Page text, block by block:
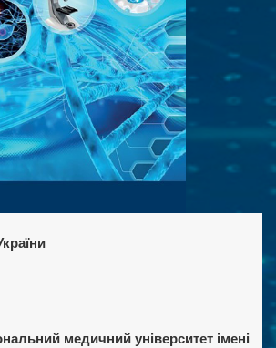
медичний університет імені